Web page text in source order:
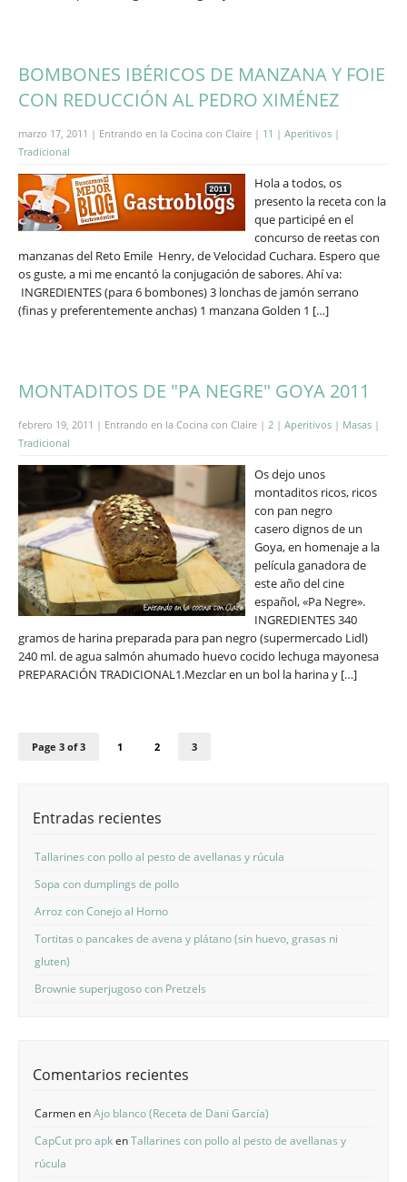
BOMBONES IBÉRICOS DE MANZANA Y FOIE
CON REDUCCIÓN AL PEDRO XIMÉNEZ
marzo 17, 2011 | Entrando en la Cocina con Claire | 11 | Aperitivos |
Tradicional
Hola a todos, os
presento la receta con la
que participé en el
concurso de reetas con
manzanas del Reto Emile Henry, de Velocidad Cuchara. Espero que
os guste, a mi me encantó la conjugación de sabores. Ahí va:
INGREDIENTES (para 6 bombones) 3 lonchas de jamón serrano
(finas y preferentemente anchas) 1 manzana Golden 1 […]
MONTADITOS DE "PA NEGRE" GOYA 2011
febrero 19, 2011 | Entrando en la Cocina con Claire | 2 | Aperitivos | Masas |
Tradicional
Os dejo unos
montaditos ricos, ricos
con pan negro
casero dignos de un
Goya, en homenaje a la
película ganadora de
este año del cine
español, «Pa Negre».
INGREDIENTES 340
gramos de harina preparada para pan negro (supermercado Lidl)
240 ml. de agua salmón ahumado huevo cocido lechuga mayonesa
PREPARACIÓN TRADICIONAL1.Mezclar en un bol la harina y […]
Page 3 of 3 1 2 3
Entradas recientes
Tallarines con pollo al pesto de avellanas y rúcula
Sopa con dumplings de pollo
Arroz con Conejo al Horno
Tortitas o pancakes de avena y plátano (sin huevo, grasas ni
gluten)
Brownie superjugoso con Pretzels
Comentarios recientes
CarmenenAjo blanco (Receta de Dani García)
CapCut pro apkenTallarines con pollo al pesto de avellanas y
rúcula